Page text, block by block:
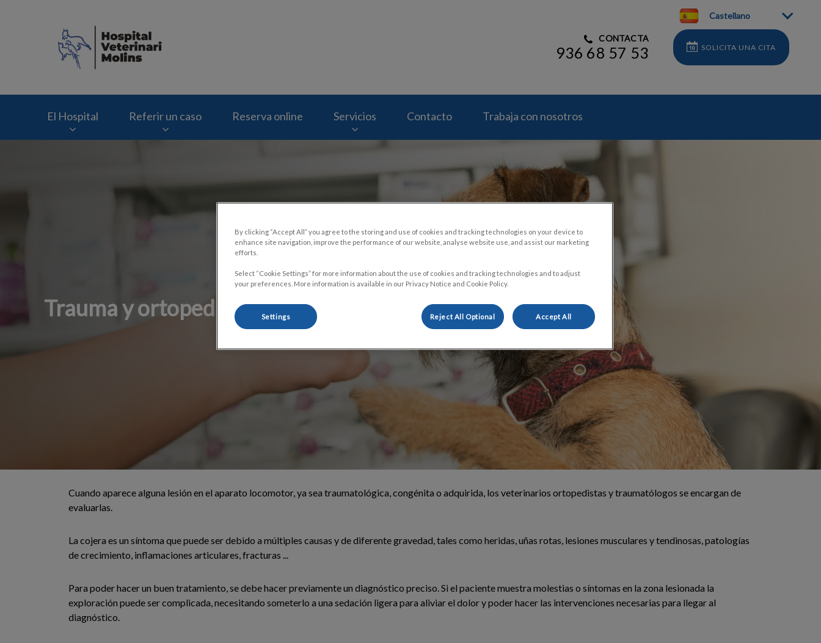
Castellano
CONTACTA
936 68 57 53 SOLICITA UNA CITA
El Hospital Referir un caso Reserva online Servicios Contacto Trabaja con nosotros
Trauma y ortopedia
Cuando aparece alguna lesión en el aparato locomotor, ya sea traumatológica, congénita o adquirida, los veterinarios ortopedistas y traumatólogos se encargan de
evaluarlas.
La cojera es un síntoma que puede ser debido a múltiples causas y de diferente gravedad, tales como heridas, uñas rotas, lesiones musculares y tendinosas, patologías
de crecimiento, inflamaciones articulares, fracturas ...
Para poder hacer un buen tratamiento, se debe hacer previamente un diagnóstico preciso. Si el paciente muestra molestias o síntomas en la zona lesionada la
exploración puede ser complicada, necesitando someterlo a una sedación ligera para aliviar el dolor y poder hacer las intervenciones necesarias para llegar al
diagnóstico.
By clicking “Accept All” you agree to the storing and use of cookies and tracking technologies on your device to
enhance site navigation, improve the performance of our website, analyse website use, and assist our marketing
efforts.
Select “Cookie Settings” for more information about the use of cookies and tracking technologies and to adjust
your preferences. More information is available in our Privacy Notice and Cookie Policy.
Settings Reject All Optional Accept All